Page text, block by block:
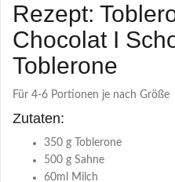
Rezept:
Chocolat I
Toblerone
Für 4-6 Portionen je nach Größe
Zutaten:
350 g Toblerone
500 g Sahne
60ml Milch